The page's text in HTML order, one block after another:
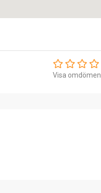
Visa omdömen